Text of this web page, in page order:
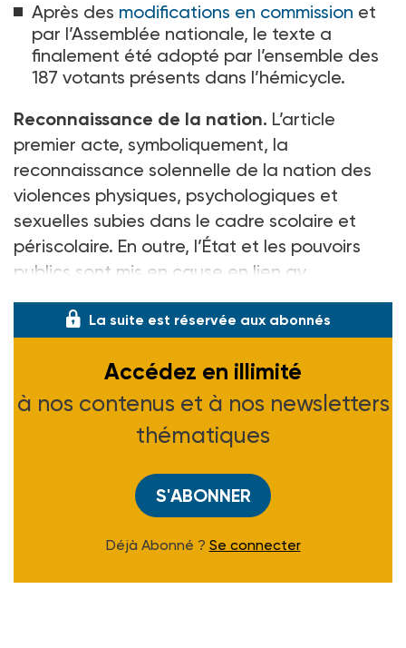
Après des modifications en commission et
par l’Assemblée nationale, le texte a
finalement été adopté par l’ensemble des
187 votants présents dans l’hémicycle.
Reconnaissance de la nation. L’article
premier acte, symboliquement, la
reconnaissance solennelle de la nation des
violences physiques, psychologiques et
sexuelles subies dans le cadre scolaire et
périscolaire. En outre, l’État et les pouvoirs
publics sont mis en cause en lien av
La suite est réservée aux abonnés
Accédez en illimité
à nos contenus et à nos newsletters
thématiques
S'ABONNER
Déjà Abonné ? Se connecter